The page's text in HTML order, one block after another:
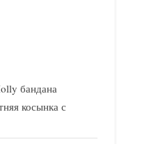
бандана
косынка с